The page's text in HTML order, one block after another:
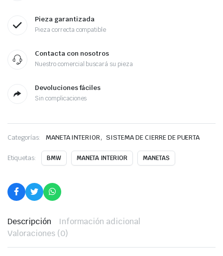
Pieza garantizada
Pieza correcta compatible
Contacta con nosotros
Nuestro comercial buscará su pieza
Devoluciones fáciles
Sin complicaciones
Categorías: MANETA INTERIOR, SISTEMA DE CIERRE DE PUERTA
Etiquetas: BMW MANETA INTERIOR MANETAS
Descripción
Información adicional
Valoraciones (0)